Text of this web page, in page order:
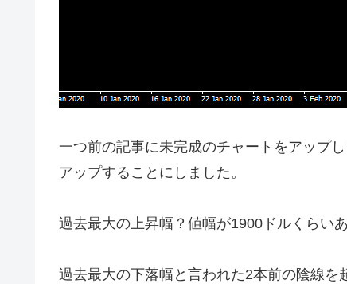
一つ前の記事に未完成のチャートをアップ
アップすることにしました。
過去最大の上昇幅？値幅が1900ドルくらいあ
過去最大の下落幅と言われた2本前の陰線を